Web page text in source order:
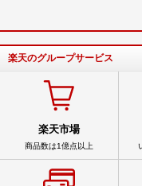
楽天のグループサービス
楽天市場
商品数は1億点以上